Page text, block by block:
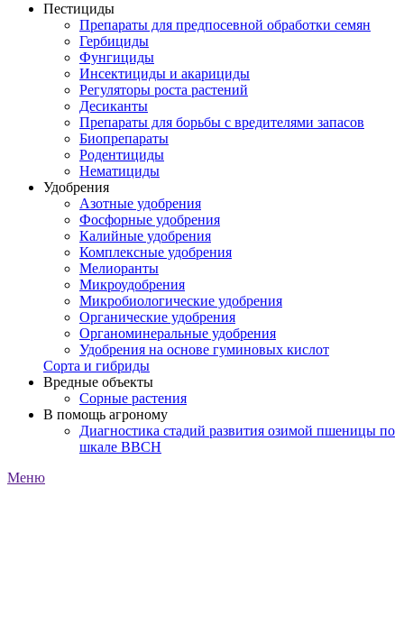
Пестициды
Препараты для предпосевной обработки семян
Гербициды
Фунгициды
Инсектициды и акарициды
Регуляторы роста растений
Десиканты
Препараты для борьбы с вредителями запасов
Биопрепараты
Родентициды
Нематициды
Удобрения
Азотные удобрения
Фосфорные удобрения
Калийные удобрения
Комплексные удобрения
Мелиоранты
Микроудобрения
Микробиологические удобрения
Органические удобрения
Органоминеральные удобрения
Удобрения на основе гуминовых кислот
Сорта и гибриды
Вредные объекты
Сорные растения
В помощь агроному
Диагностика стадий развития озимой пшеницы по
шкале ВВСН
Меню